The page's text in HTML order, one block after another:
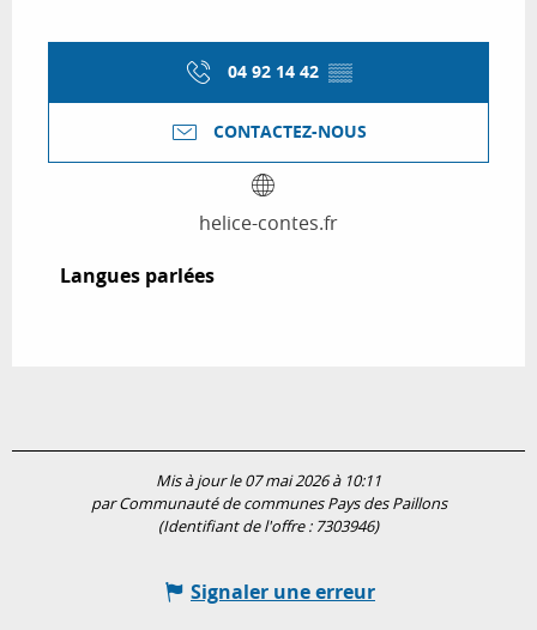
04 92 14 42 ▒▒
CONTACTEZ-NOUS
helice-contes.fr
Langues parlées
Langues parlées
Mis à jour le 07 mai 2026 à 10:11
par Communauté de communes Pays des Paillons
(Identifiant de l'offre : 7303946)
Signaler une erreur